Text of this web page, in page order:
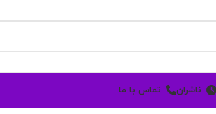
ناشران تماس با ما